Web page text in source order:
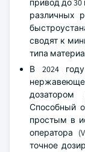
привод до
различных
сводят к
типа
В 2024
Способный
простым в
оператора
точное